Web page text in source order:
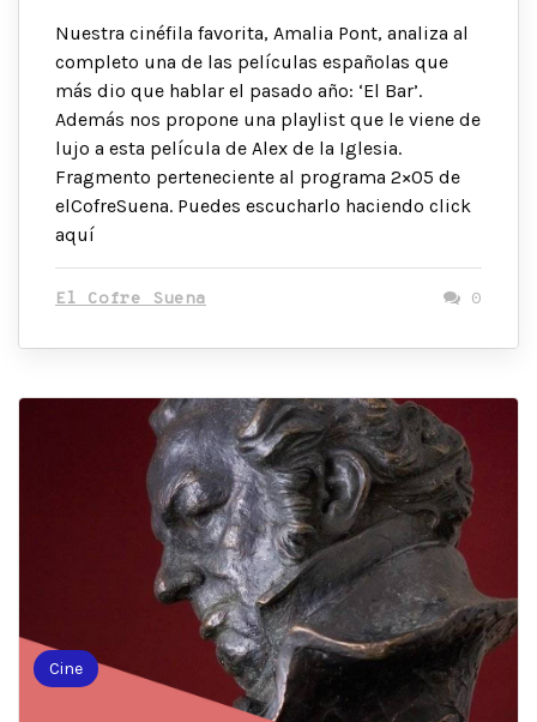
Nuestra cinéfila favorita, Amalia Pont, analiza al
completo una de las películas españolas que
más dio que hablar el pasado año: ‘El Bar’.
Además nos propone una playlist que le viene de
lujo a esta película de Alex de la Iglesia.
Fragmento perteneciente al programa 2×05 de
elCofreSuena. Puedes escucharlo haciendo click
aquí
El Cofre Suena 0
Cine